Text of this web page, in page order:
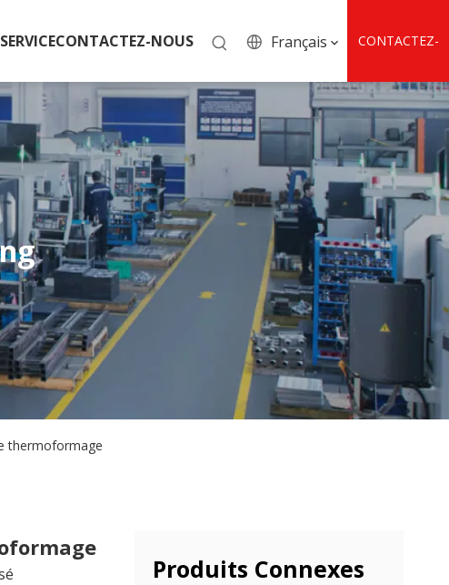
SERVICECONTACTEZ-NOUS Français CONTACTEZ-
NOUS
thermoformage
Produits Connexes